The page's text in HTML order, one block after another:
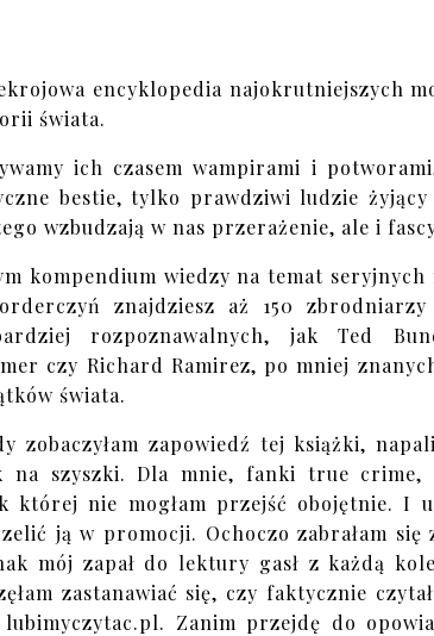
encyklopedia najokrutniejszych
świata.
ich czasem wampirami i
bestie, tylko prawdziwi ludzie żyjący
wzbudzają w nas przerażenie, ale i
kompendium wiedzy na temat
znajdziesz aż 150
rozpoznawalnych, jak Ted
czy Richard Ramirez, po mniej
świata.
zobaczyłam zapowiedź tej książki,
na szyszki. Dla mnie, fanki true crime,
której nie mogłam przejść obojętnie. I
ją w promocji. Ochoczo zabrałam się
mój zapał do lektury gasł z każdą
zastanawiać się, czy faktycznie
Zanim przejdę do